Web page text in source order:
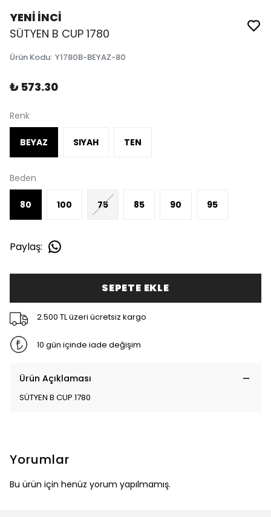
YENİ İNCİ
SÜTYEN B CUP 1780
Ürün Kodu: Y1780B-BEYAZ-80
₺ 573.30
Renk
BEYAZ SIYAH TEN
Beden
80 100 75 85 90 95
Paylaş:
SEPETE EKLE
2.500 TL üzeri ücretsiz kargo
10 gün içinde iade değişim
Ürün Açıklaması
SÜTYEN B CUP 1780
Yorumlar
Bu ürün için henüz yorum yapılmamış.